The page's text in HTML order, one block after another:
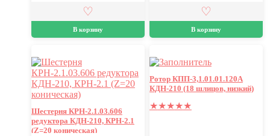
В корзину В корзину
Шестерня КРН-2.1.03.606
редуктора КДН-210, КРН-2.1
(Z=20 коническая)
Ротор КПП-3,1.01.01.120А
КДН-210 (18 шлицов, низкий)
★★★★★